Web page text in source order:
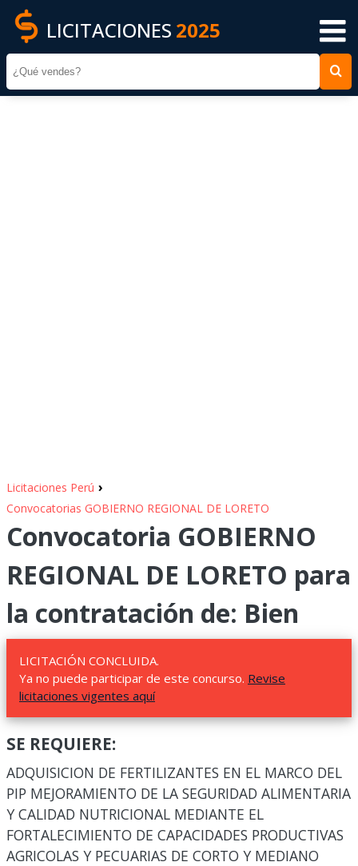
LICITACIONES 2025
Licitaciones Perú ›
Convocatorias GOBIERNO REGIONAL DE LORETO
Convocatoria GOBIERNO
REGIONAL DE LORETO para
la contratación de: Bien
LICITACIÓN CONCLUIDA.
Ya no puede participar de este concurso. Revise
licitaciones vigentes aquí
SE REQUIERE:
ADQUISICION DE FERTILIZANTES EN EL MARCO DEL
PIP MEJORAMIENTO DE LA SEGURIDAD ALIMENTARIA
Y CALIDAD NUTRICIONAL MEDIANTE EL
FORTALECIMIENTO DE CAPACIDADES PRODUCTIVAS
AGRICOLAS Y PECUARIAS DE CORTO Y MEDIANO